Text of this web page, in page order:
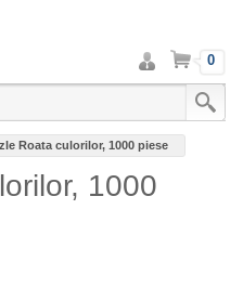
Intra
in
cont
Cos 0
Roata culorilor, 1000 piese
1000